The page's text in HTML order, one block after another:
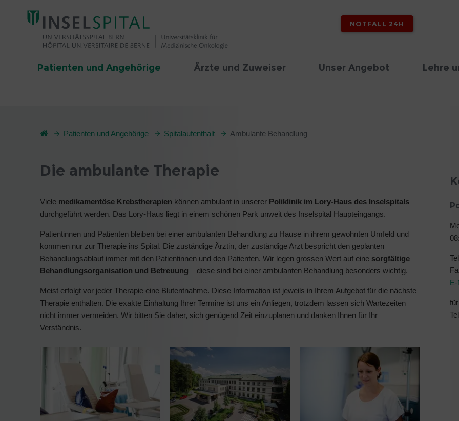
NOTFALL 24H
Patienten und Angehörige Ärzte und Zuweiser Unser Angebot Lehre
Patienten und Angehörige Spitalaufenthalt Ambulante Behandlung
Die ambulante Therapie
Viele medikamentöse Krebstherapien können ambulant in unserer Poliklinik im Lory-Haus des Inselspitals
durchgeführt werden. Das Lory-Haus liegt in einem schönen Park unweit des Inselspital Haupteingangs.
Patientinnen und Patienten bleiben bei einer ambulanten Behandlung zu Hause in ihrem gewohnten Umfeld und
kommen nur zur Therapie ins Spital. Die zuständige Ärztin, der zuständige Arzt bespricht den geplanten
Behandlungsablauf immer mit den Patientinnen und den Patienten. Wir legen grossen Wert auf eine sorgfältige
Behandlungsorganisation und Betreuung – diese sind bei einer ambulanten Behandlung besonders wichtig.
Meist erfolgt vor jeder Therapie eine Blutentnahme. Diese Information ist jeweils in Ihrem Aufgebot für die nächste
Therapie enthalten. Die exakte Einhaltung Ihrer Termine ist uns ein Anliegen, trotzdem lassen sich Wartezeiten
nicht immer vermeiden. Wir bitten Sie daher, sich genügend Zeit einzuplanen und danken Ihnen für Ihr
Verständnis.